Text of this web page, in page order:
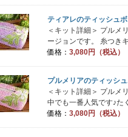
ティアレのティッシュ
＜キット詳細＞ プルメ
ージョンです。 糸つき
価格： 3,080円（税込）
プルメリアのティッシ
＜キット詳細＞ プルメ
中でも一番人気です♪た
価格： 3,080円（税込）